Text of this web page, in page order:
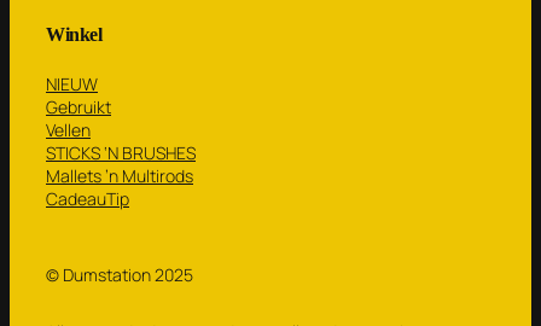
Winkel
NIEUW
Gebruikt
Vellen
STICKS ‘N BRUSHES
Mallets ’n Multirods
CadeauTip
© Dumstation 2025